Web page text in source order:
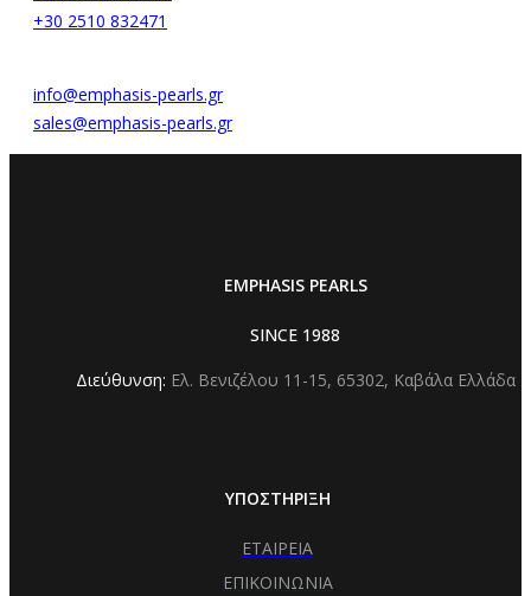
+30 2510 832471
info@emphasis-pearls.gr
sales@emphasis-pearls.gr
EMPHASIS PEARLS
SINCE 1988
Διεύθυνση: Ελ. Βενιζέλου 11-15, 65302, Καβάλα Ελλάδα
ΥΠΟΣΤΗΡΙΞΗ
ΕΤΑΙΡΕΙΑ
ΕΠΙΚΟΙΝΩΝΙΑ